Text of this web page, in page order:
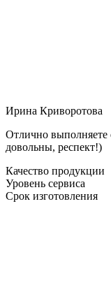
Ирина Криворотова
Отлично выполняете
довольны, респект!)
Качество продукции
Уровень сервиса
Срок изготовления